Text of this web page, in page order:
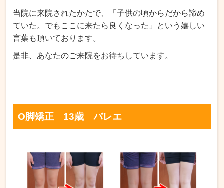
当院に来院されたかたで、「子供の頃からだから諦め
ていた。でもここに来たら良くなった」という嬉しい
言葉も頂いております。
是非、あなたのご来院をお待ちしています。
O脚矯正 13歳 バレエ